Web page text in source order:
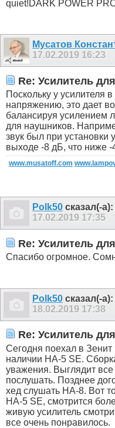
quiet!DARK POWER
Мусатов
17.02.2019 16:23
Re: Усилитель
Поскольку у усилителя
напряжению, это дает
балансируя усилением
для наушников.
звук был при установки
выходе -8 дБ, что ниже
www.musatoff.com
Polk50 сказал(-а):
17.02.2019 17:35
Re: Усилитель
Спасибо огромное.
Polk50 сказал(-а):
18.02.2019 17:38
Re: Усилитель
Сегодня поехал в
наличии НА-5 SE.
уважения. Выглядит
послушать. Позднее
хед слушать НА-8. Вот
НА-5 SE, смотрится
живую усилитель
все очень понравилось.